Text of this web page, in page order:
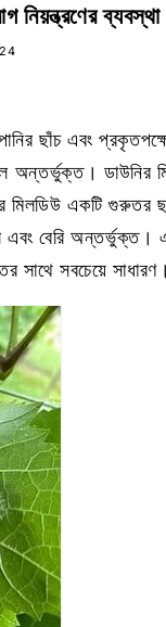
নিয়ন্ত্রণের ব্যবস্থা
ছাঁচ এবং
অন্তর্ভুক্ত। ডাউনির
মিলডিউ একটি গুরুতর
বেরি অন্তর্ভুক্ত।
সাথে সবচেয়ে সাধারণ।